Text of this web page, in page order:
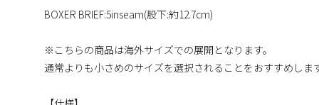
BOXER BRIEF:5inseam(股下:約12.7cm)
※こちらの商品は海外サイズでの展開となります。
通常よりも小さめのサイズを選択されることをおすすめします